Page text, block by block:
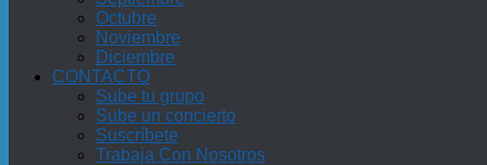
Octubre
Noviembre
Diciembre
CONTACTO
Sube tu grupo
Sube un concierto
Suscríbete
Trabaja Con Nosotros